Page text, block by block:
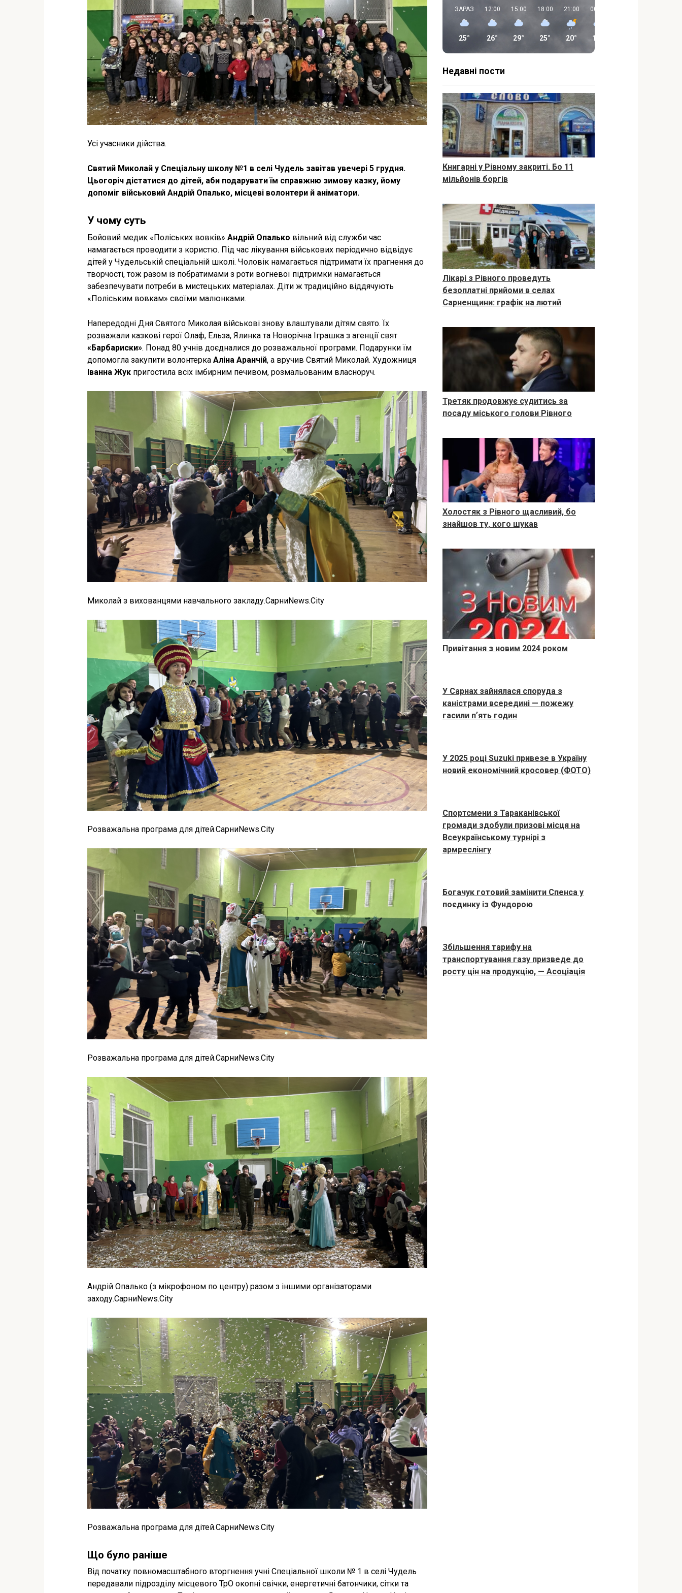
Усі учасники дійства.
Святий Миколай у Спеціальну школу №1 в селі Чудель завітав увечері 5 грудня.
Цьогоріч дістатися до дітей, аби подарувати їм справжню зимову казку, йому
допоміг військовий Андрій Опалько, місцеві волонтери й аніматори.
У чому суть
Бойовий медик «Поліських вовків» Андрій Опалько вільний від служби час
намагається проводити з користю. Під час лікування військових періодично відвідує
дітей у Чудельській спеціальній школі. Чоловік намагається підтримати їх прагнення до
творчості, тож разом із побратимами з роти вогневої підтримки намагається
забезпечувати потреби в мистецьких матеріалах. Діти ж традиційно віддячують
«Поліським вовкам» своїми малюнками.
Напередодні Дня Святого Миколая військові знову влаштували дітям свято. Їх
розважали казкові герої Олаф, Ельза, Ялинка та Новорічна Іграшка з агенції свят
«Барбариски». Понад 80 учнів доєдналися до розважальної програми. Подарунки їм
допомогла закупити волонтерка Аліна Аранчій, а вручив Святий Миколай. Художниця
Іванна Жук пригостила всіх імбирним печивом, розмальованим власноруч.
Миколай з вихованцями навчального закладу.СарниNews.City
Розважальна програма для дітей.СарниNews.City
Розважальна програма для дітей.СарниNews.City
Андрій Опалько (з мікрофоном по центру) разом з іншими організаторами
заходу.СарниNews.City
Розважальна програма для дітей.СарниNews.City
Що було раніше
Від початку повномасштабного вторгнення учні Спеціальної школи № 1 в селі Чудель
передавали підрозділу місцевого ТрО окопні свічки, енергетичні батончики, сітки та
ЗАРАЗ
25°
12:00
26°
15:00
29°
18:00
25°
21:00
20°
00:00
16°
Недавні пости
Книгарні у Рівному закриті. Бо 11
мільйонів боргів
Лікарі з Рівного проведуть
безоплатні прийоми в селах
Сарненщини: графік на лютий
Третяк продовжує судитись за
посаду міського голови Рівного
Холостяк з Рівного щасливий, бо
знайшов ту, кого шукав
Привітання з новим 2024 роком
У Сарнах зайнялася споруда з
каністрами всередині — пожежу
гасили пʼять годин
У 2025 році Suzuki привезе в Україну
новий економічний кросовер (ФОТО)
Спортсмени з Тараканівської
громади здобули призові місця на
Всеукраїнському турнірі з
армреслінгу
Богачук готовий замінити Спенса у
поєдинку із Фундорою
Збільшення тарифу на
транспортування газу призведе до
росту цін на продукцію, — Асоціація